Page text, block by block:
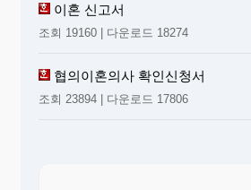
이혼 신고서
조회 19160 | 다운로드 18274
협의이혼의사 확인신청서
조회 23894 | 다운로드 17806